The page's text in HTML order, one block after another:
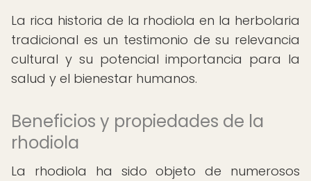
La rica historia de la rhodiola en la herbolaria
tradicional es un testimonio de su relevancia
cultural y su potencial importancia para la
salud y el bienestar humanos.
Beneficios y propiedades de la
rhodiola
La rhodiola ha sido objeto de numerosos